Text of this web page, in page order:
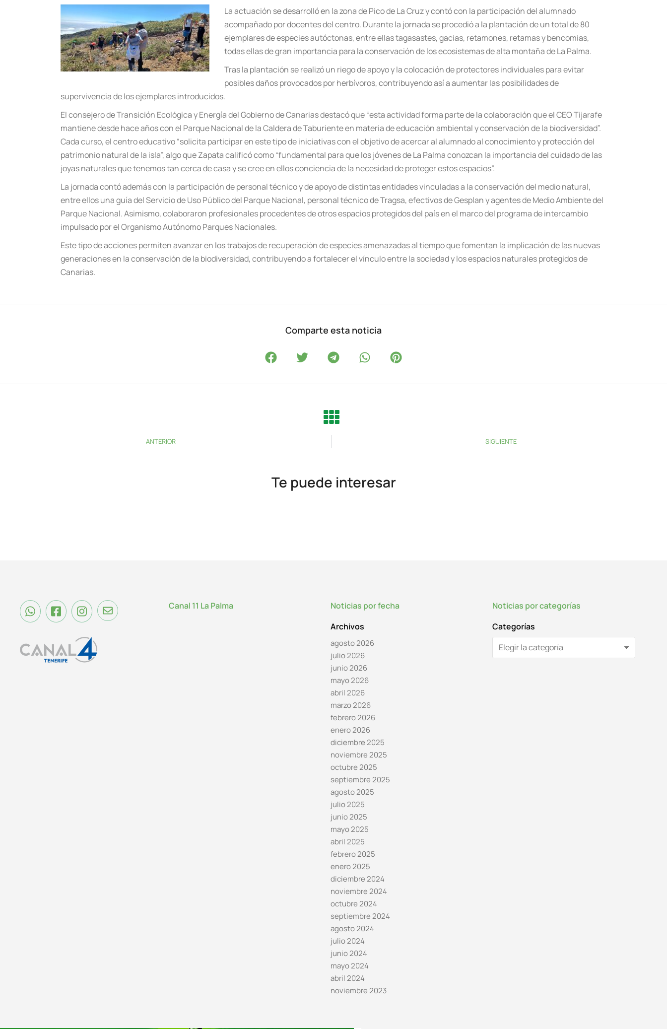
La actuación se desarrolló en la zona de Pico de La Cruz y contó con la participación del alumnado
acompañado por docentes del centro. Durante la jornada se procedió a la plantación de un total de 80
ejemplares de especies autóctonas, entre ellas tagasastes, gacias, retamones, retamas y bencomias,
todas ellas de gran importancia para la conservación de los ecosistemas de alta montaña de La Palma.
Tras la plantación se realizó un riego de apoyo y la colocación de protectores individuales para evitar
posibles daños provocados por herbívoros, contribuyendo así a aumentar las posibilidades de
supervivencia de los ejemplares introducidos.
El consejero de Transición Ecológica y Energía del Gobierno de Canarias destacó que “esta actividad forma parte de la colaboración que el CEO Tijarafe
mantiene desde hace años con el Parque Nacional de la Caldera de Taburiente en materia de educación ambiental y conservación de la biodiversidad”.
Cada curso, el centro educativo “solicita participar en este tipo de iniciativas con el objetivo de acercar al alumnado al conocimiento y protección del
patrimonio natural de la isla”, algo que Zapata calificó como “fundamental para que los jóvenes de La Palma conozcan la importancia del cuidado de las
joyas naturales que tenemos tan cerca de casa y se cree en ellos conciencia de la necesidad de proteger estos espacios”.
La jornada contó además con la participación de personal técnico y de apoyo de distintas entidades vinculadas a la conservación del medio natural,
entre ellos una guía del Servicio de Uso Público del Parque Nacional, personal técnico de Tragsa, efectivos de Gesplan y agentes de Medio Ambiente del
Parque Nacional. Asimismo, colaboraron profesionales procedentes de otros espacios protegidos del país en el marco del programa de intercambio
impulsado por el Organismo Autónomo Parques Nacionales.
Este tipo de acciones permiten avanzar en los trabajos de recuperación de especies amenazadas al tiempo que fomentan la implicación de las nuevas
generaciones en la conservación de la biodiversidad, contribuyendo a fortalecer el vínculo entre la sociedad y los espacios naturales protegidos de
Canarias.
Comparte esta noticia
ANTERIOR SIGUIENTE
Te puede interesar
Canal 11 La Palma
Noticias por fecha
Archivos
agosto 2026
julio 2026
junio 2026
mayo 2026
abril 2026
marzo 2026
febrero 2026
enero 2026
diciembre 2025
noviembre 2025
octubre 2025
septiembre 2025
agosto 2025
julio 2025
junio 2025
mayo 2025
abril 2025
febrero 2025
enero 2025
diciembre 2024
noviembre 2024
octubre 2024
septiembre 2024
agosto 2024
julio 2024
junio 2024
mayo 2024
abril 2024
noviembre 2023
Noticias por categorías
Categorías